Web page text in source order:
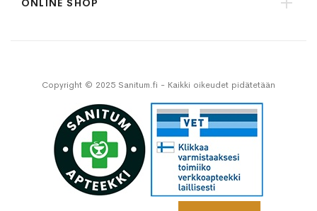
ONLINE SHOP
Copyright © 2025 Sanitum.fi - Kaikki oikeudet pidätetään